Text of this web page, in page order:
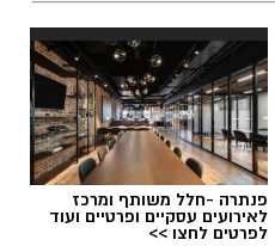
פנתרה -חלל משותף ומרכז
לאירועים עסקיים ופרטיים ועוד
לפרטים לחצו >>